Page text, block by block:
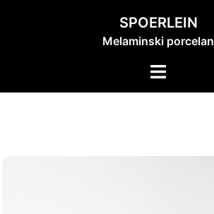
SPOERLEIN
Melaminski porcelan
Toggle